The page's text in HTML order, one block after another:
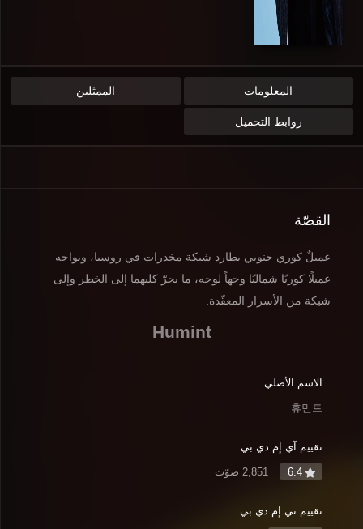
المعلومات الممثلين
روابط التحميل
القصّة
عميلٌ كوري جنوبي يطارد شبكة مخدرات في روسيا، ويواجه
عميلًا كوريًا شماليًا وجهاً لوجه، ما يجرّ كليهما إلى الخطر وإلى
شبكة من الأسرار المعقّدة.
Humint
الاسم الأصلي
휴민트
تقييم آي إم دي بي
6.4
تقييم تي إم دي بي